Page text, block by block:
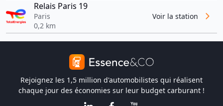
Relais Paris 19
Paris
0,2 km
Voir la station
Rejoignez les 1,5 million d'automobilistes qui réalisent
chaque jour des économies sur leur budget carburant !